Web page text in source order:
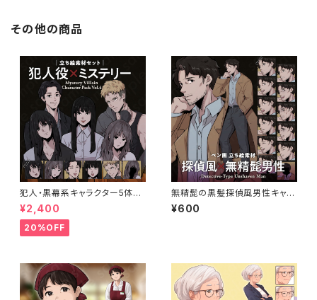
その他の商品
犯人・黒幕系キャラクター5体セ
ットの立ち絵素材｜ペン画調・ミ
ステリー向け｜不良・ヤンデレ・
優等生など
¥2,400
20%OFF
無精髭の黒髪探偵風男性キャラ
クターの立ち絵素材｜ペン画
調・ミステリー・サスペンス向け
¥600